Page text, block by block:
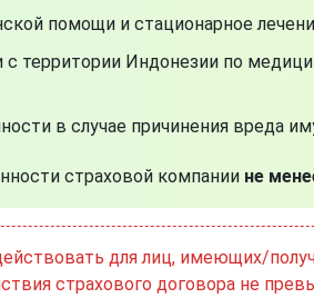
помощи и стационарное
территории Индонезии по
в случае причинения вреда
страховой компании не
для лиц, имеющих/
страхового договора не